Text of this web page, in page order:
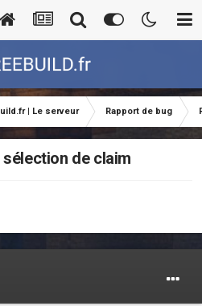
| Le serveur Rapport de bug
de claim